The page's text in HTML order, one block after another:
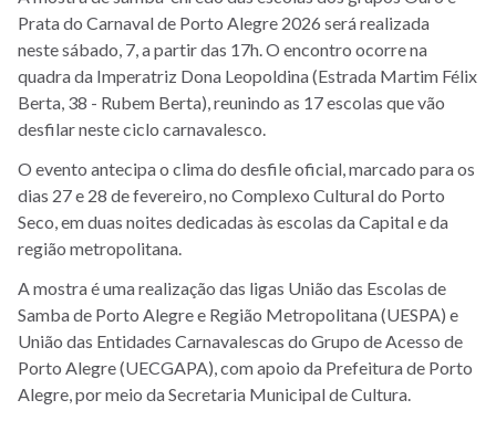
Prata do Carnaval de Porto Alegre 2026 será realizada
neste sábado, 7, a partir das 17h. O encontro ocorre na
quadra da Imperatriz Dona Leopoldina (Estrada Martim Félix
Berta, 38 - Rubem Berta), reunindo as 17 escolas que vão
desfilar neste ciclo carnavalesco.
O evento antecipa o clima do desfile oficial, marcado para os
dias 27 e 28 de fevereiro, no Complexo Cultural do Porto
Seco, em duas noites dedicadas às escolas da Capital e da
região metropolitana.
A mostra é uma realização das ligas União das Escolas de
Samba de Porto Alegre e Região Metropolitana (UESPA) e
União das Entidades Carnavalescas do Grupo de Acesso de
Porto Alegre (UECGAPA), com apoio da Prefeitura de Porto
Alegre, por meio da Secretaria Municipal de Cultura.